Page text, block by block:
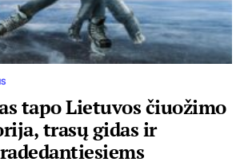
tapo Lietuvos čiuožimo
trasų gidas ir